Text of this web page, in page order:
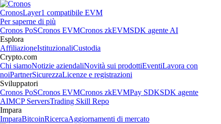
CronosLayer1 compatibile EVM
Per saperne di più
Cronos PoSCronos EVMCronos zkEVMSDK agente AI
Esplora
AffiliazioneIstituzionaliCustodia
Crypto.com
Chi siamoNotizie aziendaliNovità sui prodottiEventiLavora con
noiPartnerSicurezzaLicenze e registrazioni
Sviluppatori
Cronos PoSCronos EVMCronos zkEVMPay SDKSDK agente
AIMCP ServersTrading Skill Repo
Impara
ImparaBitcoinRicercaAggiornamenti di mercato